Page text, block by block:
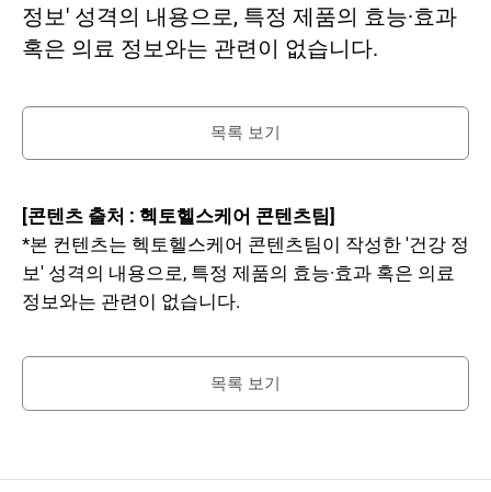
정보' 성격의 내용으로, 특정 제품의 효능·효과
혹은 의료 정보와는 관련이 없습니다.
목록 보기
[콘텐츠 출처 : 헥토헬스케어 콘텐츠팀]
*본 컨텐츠는 헥토헬스케어 콘텐츠팀이 작성한 '건강 정
보' 성격의 내용으로, 특정 제품의 효능·효과 혹은 의료
정보와는 관련이 없습니다.
목록 보기